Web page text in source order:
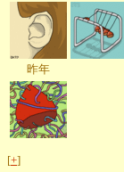
昨年
[+]